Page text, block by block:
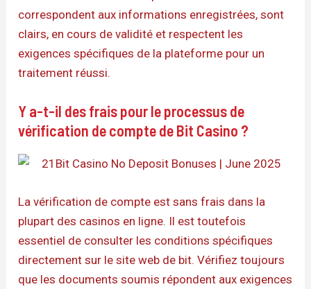
correspondent aux informations enregistrées, sont
clairs, en cours de validité et respectent les
exigences spécifiques de la plateforme pour un
traitement réussi.
Y a-t-il des frais pour le processus de
vérification de compte de Bit Casino ?
La vérification de compte est sans frais dans la
plupart des casinos en ligne. Il est toutefois
essentiel de consulter les conditions spécifiques
directement sur le site web de bit. Vérifiez toujours
que les documents soumis répondent aux exigences